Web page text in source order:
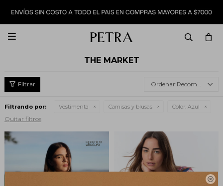


THE MARKET
Recomendados
Filtrando por: Vestimenta Camisas y blusas Color: Azul
Quitar filtros